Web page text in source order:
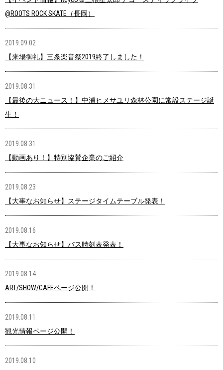
@ROOTS ROCK SKATE（長岡）
2019.09.02
【来場御礼】三条楽音祭2019終了しました！
2019.08.31
【最後の大ニュース！】中浦ヒメサユリ森林公園に常設ステージ誕
生！
2019.08.31
【動画あり！】特別協賛企業のご紹介
2019.08.23
【大事なお知らせ】ステージタイムテーブル発表！
2019.08.16
【大事なお知らせ】バス時刻表発表！
2019.08.14
ART/SHOW/CAFEページ公開！
2019.08.11
観光情報ページ公開！
2019.08.10